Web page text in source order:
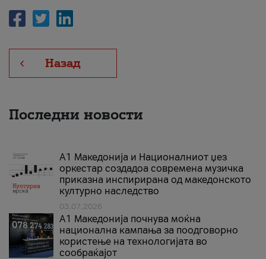
Назад
Последни новости
А1 Македонија и Националниот џез
оркестар создадоа современа музичка
приказна инспирирана од македонското
културно наследство
03.07.2026
A1 Македонија почнува моќна
национална кампања за поодговорно
користење на технологијата во
сообраќајот